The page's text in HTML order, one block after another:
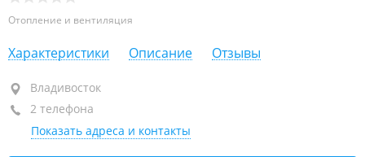
Отопление и вентиляция
Характеристики Описание Отзывы
Владивосток
+7 950 281-30-56
+7 952 082-00-82
Владивосток
2 телефона
Показать адреса и контакты